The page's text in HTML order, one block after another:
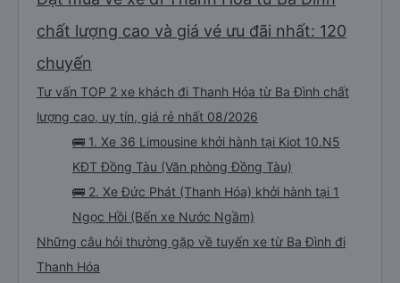
chất lượng cao và giá vé ưu đãi nhất: 120
chuyến
Tư vấn TOP 2 xe khách đi Thanh Hóa từ Ba Đình chất
lượng cao, uy tín, giá rẻ nhất 08/2026
🚌 1. Xe 36 Limousine khởi hành tại Kiot 10.N5
KĐT Đồng Tàu (Văn phòng Đồng Tàu)
🚌 2. Xe Đức Phát (Thanh Hóa) khởi hành tại 1
Ngọc Hồi (Bến xe Nước Ngầm)
Những câu hỏi thường gặp về tuyến xe từ Ba Đình đi
Thanh Hóa